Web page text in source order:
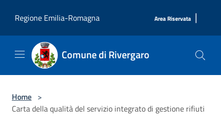
Regione Emilia-Romagna
Area Riservata |
Comune di Rivergaro
Home >
Carta della qualità del servizio integrato di gestione rifiuti